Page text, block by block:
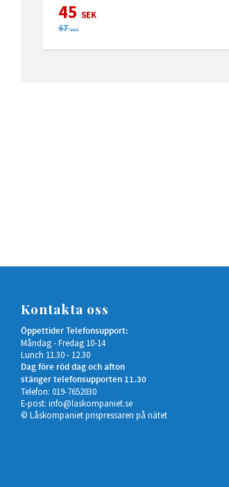
45 SEK
67 SEK
Kontakta oss
Öppettider Telefonsupport:
Måndag - Fredag 10-14
Lunch 11.30 - 12.30
Dag före röd dag och afton
stänger telefonsupporten 11.30
Telefon: 019-7652030
E-post: info@laskompaniet.se
© Låskompaniet prispressaren på nätet